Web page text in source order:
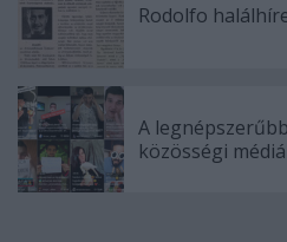
Rodolfo
A
közösségi